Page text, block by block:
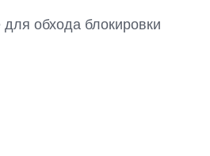
обхода блокировки